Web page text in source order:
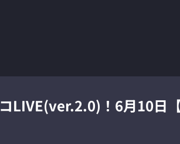
LIVE(ver.2.0)！6月10日